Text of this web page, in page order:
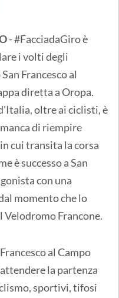
- #FacciadaGiro è
i volti degli
Francesco al
diretta a Oropa.
oltre ai ciclisti, è
di riempire
cui transita la corsa
è successo a San
con una
momento che lo
Francone.
al Campo
la partenza
sportivi, tifosi